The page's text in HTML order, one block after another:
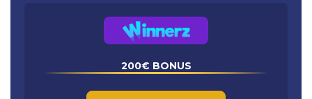
200€ BONUS